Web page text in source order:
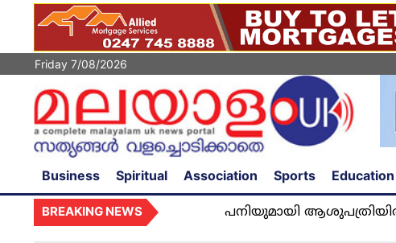
Friday 7/08/2026
Business Spiritual Association Sports Education
BREAKING NEWS പനിയുമായി ആശുപത്രിയിൽ